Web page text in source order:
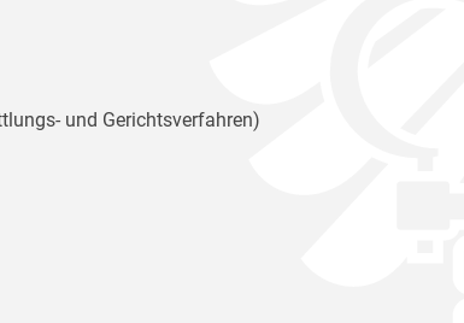
und Gerichtsverfahren)